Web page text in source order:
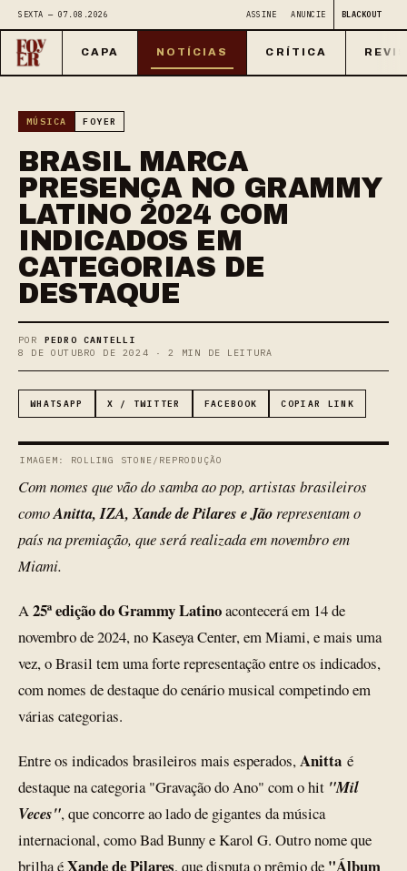
SEXTA — 07.08.2026 ASSINE ANUNCIE BLACKOUT
CAPA NOTÍCIAS CRÍTICA
MÚSICA FOYER
BRASIL MARCA
PRESENÇA NO GRAMMY
LATINO 2024 COM
INDICADOS EM
CATEGORIAS DE
DESTAQUE
POR PEDRO CANTELLI
8 DE OUTUBRO DE 2024 · 2 MIN DE LEITURA
WHATSAPP X / TWITTER FACEBOOK COPIAR LINK
IMAGEM: ROLLING STONE/REPRODUÇÃO
Com nomes que vão do samba ao pop, artistas brasileiros
comoAnitta, IZA, Xande de Pilares e Jãorepresentam o
país na premiação, que será realizada em novembro em
Miami.
A25ª edição do Grammy Latinoacontecerá em 14 de
novembro de 2024, no Kaseya Center, em Miami, e mais uma
vez, o Brasil tem uma forte representação entre os indicados,
com nomes de destaque do cenário musical competindo em
várias categorias.
Entre os indicados brasileiros mais esperados,Anitta é
destaque na categoria "Gravação do Ano" com o hit "Mil
Veces", que concorre ao lado de gigantes da música
internacional, como Bad Bunny e Karol G. Outro nome que
brilha éXande de Pilares, que disputa o prêmio de "Álbum